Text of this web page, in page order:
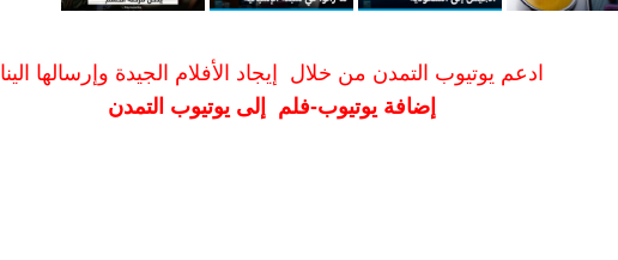
ادعم يوتيوب التمدن من خلال إيجاد الأفلام الجيدة وإرسالها الينا
إضافة يوتيوب-فلم إلى يوتيوب التمدن